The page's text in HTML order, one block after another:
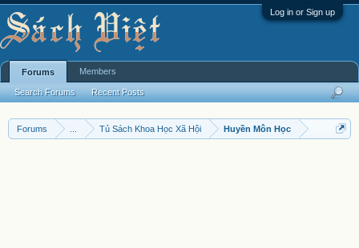
Log in or Sign up
Forums Tủ Sách Khoa Học Xã Hội Huyền Môn Học
Forums
Search Forums Recent Posts
Members